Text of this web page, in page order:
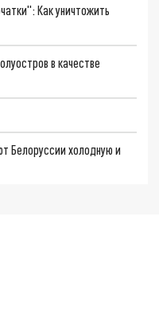
Как уничтожить
в качестве
Белоруссии холодную и